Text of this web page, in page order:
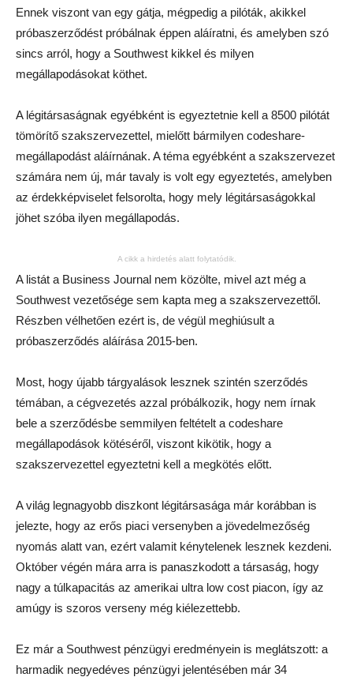
Ennek viszont van egy gátja, mégpedig a pilóták, akikkel
próbaszerződést próbálnak éppen aláíratni, és amelyben szó
sincs arról, hogy a Southwest kikkel és milyen
megállapodásokat köthet.
A légitársaságnak egyébként is egyeztetnie kell a 8500 pilótát
tömörítő szakszervezettel, mielőtt bármilyen codeshare-
megállapodást aláírnának. A téma egyébként a szakszervezet
számára nem új, már tavaly is volt egy egyeztetés, amelyben
az érdekképviselet felsorolta, hogy mely légitársaságokkal
jöhet szóba ilyen megállapodás.
A cikk a hirdetés alatt folytatódik.
A listát a Business Journal nem közölte, mivel azt még a
Southwest vezetősége sem kapta meg a szakszervezettől.
Részben vélhetően ezért is, de végül meghiúsult a
próbaszerződés aláírása 2015-ben.
Most, hogy újabb tárgyalások lesznek szintén szerződés
témában, a cégvezetés azzal próbálkozik, hogy nem írnak
bele a szerződésbe semmilyen feltételt a codeshare
megállapodások kötéséről, viszont kikötik, hogy a
szakszervezettel egyeztetni kell a megkötés előtt.
A világ legnagyobb diszkont légitársasága már korábban is
jelezte, hogy az erős piaci versenyben a jövedelmezőség
nyomás alatt van, ezért valamit kénytelenek lesznek kezdeni.
Október végén mára arra is panaszkodott a társaság, hogy
nagy a túlkapacitás az amerikai ultra low cost piacon, így az
amúgy is szoros verseny még kiélezettebb.
Ez már a Southwest pénzügyi eredményein is meglátszott: a
harmadik negyedéves pénzügyi jelentésében már 34